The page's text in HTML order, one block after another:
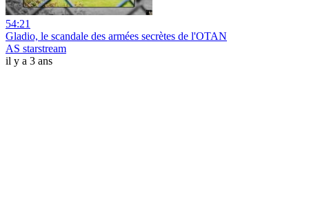
54:21
Gladio, le scandale des armées secrètes de l'OTAN
AS starstream
il y a 3 ans